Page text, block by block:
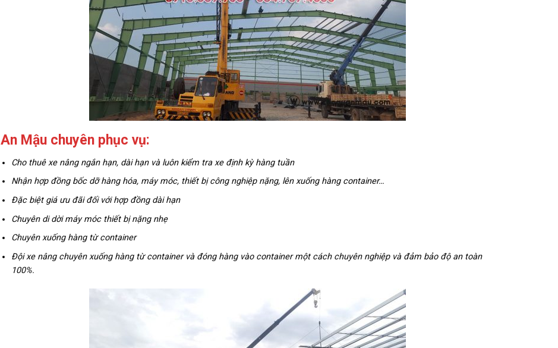
An Mậu chuyên phục vụ:
Cho thuê xe nâng ngắn hạn, dài hạn và luôn kiểm tra xe định kỳ hàng tuần
Nhận hợp đồng bốc dỡ hàng hóa, máy móc, thiết bị công nghiệp nặng, lên xuống hàng container…
Đặc biệt giá ưu đãi đối với hợp đồng dài hạn
Chuyên di dời máy móc thiết bị nặng nhẹ
Chuyên xuống hàng từ container
Đội xe nâng chuyên xuống hàng từ container và đóng hàng vào container một cách chuyên nghiệp và đảm bảo độ an toàn
100%.